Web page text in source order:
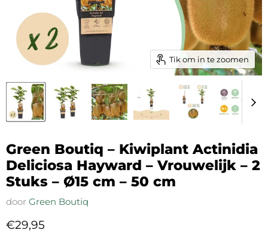
Tik om in te zoomen
Green Boutiq – Kiwiplant Actinidia
Deliciosa Hayward – Vrouwelijk – 2
Stuks – Ø15 cm – 50 cm
door Green Boutiq
Huidige prijs
€29,95